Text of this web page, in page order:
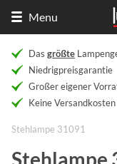
Menu
Das größte
Niedrigpreisgarantie
Großer eigener
Keine Versandkosten
Stehlampe 31091